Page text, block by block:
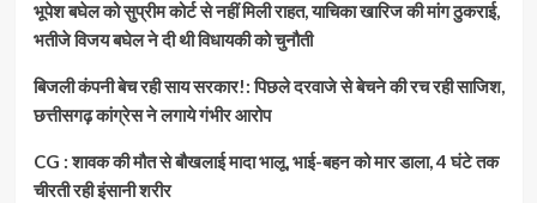
भूपेश बघेल को सुप्रीम कोर्ट से नहीं मिली राहत, याचिका खारिज की मांग ठुकराई,
भतीजे विजय बघेल ने दी थी विधायकी को चुनौती
बिजली कंपनी बेच रही साय सरकार!: पिछले दरवाजे से बेचने की रच रही साजिश,
छत्तीसगढ़ कांग्रेस ने लगाये गंभीर आरोप
CG : शावक की मौत से बौखलाई मादा भालू, भाई-बहन को मार डाला, 4 घंटे तक
चीरती रही इंसानी शरीर